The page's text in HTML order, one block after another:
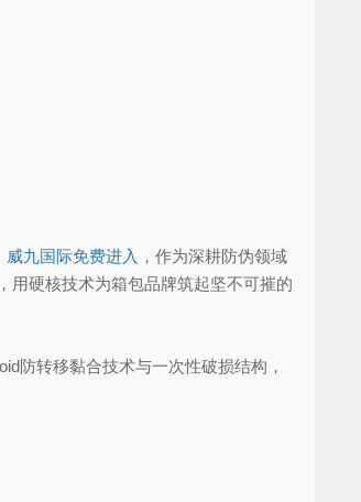
威九国际免费进入 ，作为深耕防伪领域
用硬核技术为箱包品牌筑起坚不可摧的
防转移黏合技术与一次性破损结构，